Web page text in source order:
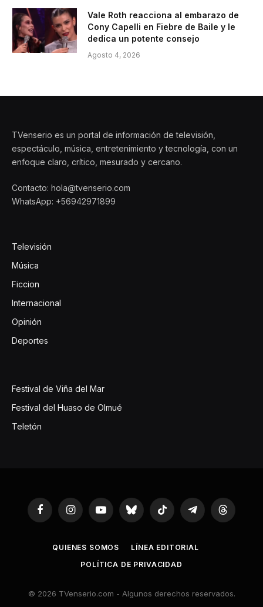
Vale Roth reacciona al embarazo de
Cony Capelli en Fiebre de Baile y le
dedica un potente consejo
Agosto 4, 2026
TVenserio es un portal de información de televisión,
espectáculo, música, entretenimiento y tecnología, con un
enfoque claro, crítico, mesurado y cercano.
Contacto: hola@tvenserio.com
WhatsApp: +56942971899
Televisión
Música
Ficcion
Internacional
Opinión
Deportes
Festival de Viña del Mar
Festival del Huaso de Olmué
Teletón
FacebookInstagramYouTubeBluesky TikTok TelegramThreads
QUIENES SOMOS
LÍNEA EDITORIAL
POLÍTICA DE PRIVACIDAD
© 2026 TVenserio.com - Algunos derechos reservados.